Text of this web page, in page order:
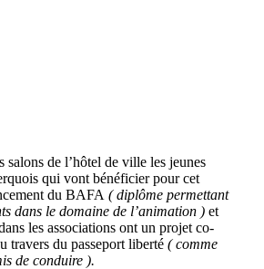
salons de l’hôtel de ville les jeunes
qui vont bénéficier pour cet
du BAFA ( diplôme permettant
dans le domaine de l’animation )et
les associations ont un projet co-
travers du passeport liberté ( comme
de conduire ).